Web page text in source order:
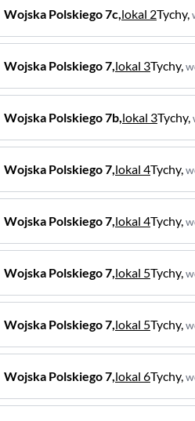
Wojska Polskiego7c,lokal 2Tychy,
Wojska Polskiego7,lokal 3Tychy,
Wojska Polskiego7b,lokal 3Tychy,
Wojska Polskiego7,lokal 4Tychy,
Wojska Polskiego7,lokal 4Tychy,
Wojska Polskiego7,lokal 5Tychy,
Wojska Polskiego7,lokal 5Tychy,
Wojska Polskiego7,lokal 6Tychy,